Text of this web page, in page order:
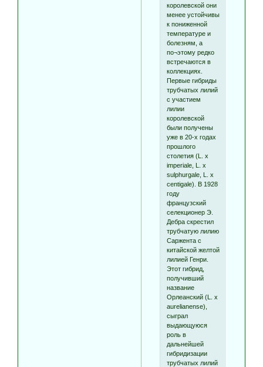
королевской они
менее устойчивы
к пониженной
температуре и
болезням, а
по¬этому редко
встречаются в
коллекциях.
Первые гибриды
трубчатых лилий
с участием
лилии
королевской
были получены
уже в 20-х годах
прошлого
столетия (L. x
imperiale, L. x
sulphurgale, L. x
centigale). В 1928
году
французский
селекционер Э.
Дебра скрестил
трубчатую лилию
Саржента с
китайской желтой
лилией Генри.
Этот гибрид,
получивший
название
Орлеанский (L. x
aurelianense),
сыграл
выдающуюся
роль в
дальнейшей
гибридизации
трубчатых лилий